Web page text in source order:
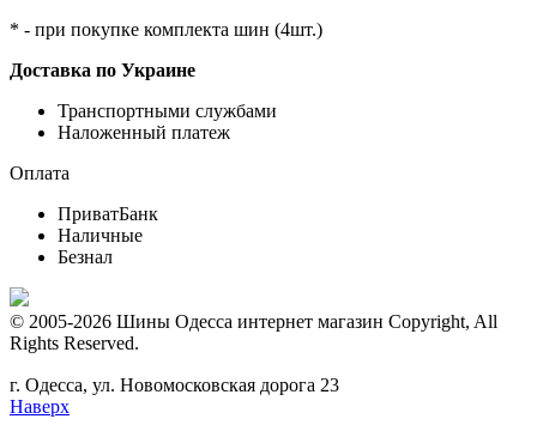
* - при покупке комплекта шин (4шт.)
Доставка по Украине
Транспортными службами
Наложенный платеж
Оплата
ПриватБанк
Наличные
Безнал
© 2005-2026 Шины Одесса интернет магазин Copyright, All
Rights Reserved.
г. Одесса, ул. Новомосковская дорога 23
Наверх